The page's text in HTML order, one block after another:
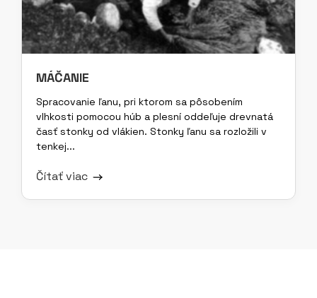
MÁČANIE
Spracovanie ľanu, pri ktorom sa pôsobením
vlhkosti pomocou húb a plesní oddeľuje drevnatá
časť stonky od vlákien. Stonky ľanu sa rozložili v
tenkej...
Čítať viac